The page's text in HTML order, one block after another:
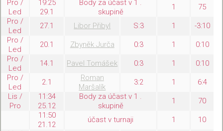
Pro /
Led
19:25
29.1
Body za účast v 1 .
skupině
1
75
Pro /
Led
27.1 Libor Přibyl S:3 1
-3:10
Pro /
Led
20.1 Zbyněk Jurča 0:3 1
0:10
Pro /
Led
14.1 Pavel Tomášek 0:3 1
0:10
Pro /
Led
2.1
Roman
Maršalík
3:2 1
6:4
Lis /
Pro
11:34
25.12
Body za účast v 1 .
skupině
1
70
11:50
21.12
účast v turnaji 1
10